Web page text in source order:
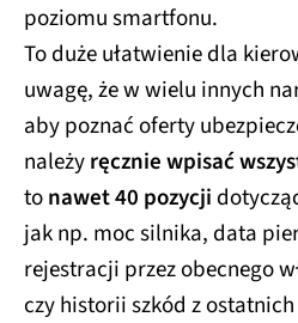
poziomu smartfonu.
To duże ułatwienie dla
uwagę, że w wielu innych
aby poznać oferty
należyręcznie wpisać
tonawet 40 pozycji
jak np. moc silnika, data
rejestracji przez obecnego
czy historii szkód z